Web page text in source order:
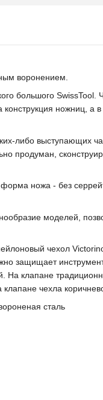
воронением.
большого SwissTool.
ножниц, а
либо выступающих
продуман,
форма ножа - без
моделей,
чехол
защищает
На клапане
чехла
сталь